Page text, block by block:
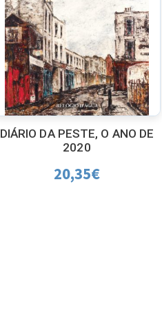
DIÁRIO DA PESTE, O ANO DE
2020
20,35€